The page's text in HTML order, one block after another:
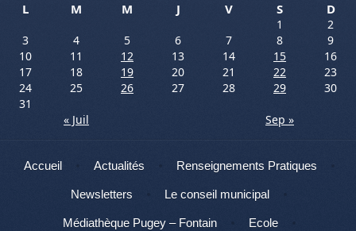
L
M M J V S D
1
2
3
4 5 6 7 8
9
10
11 12 13 14 15
16
17
18 19 20 21 22
23
24
25 26 27 28 29
30
31
« Juil
Sep »
Menu
Aller au contenu
Accueil Actualités Renseignements Pratiques
Newsletters Le conseil municipal
Médiathèque Pugey – Fontain Ecole